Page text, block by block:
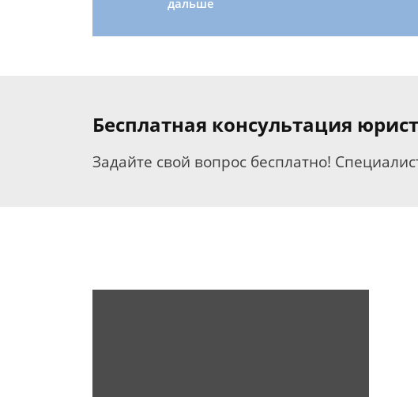
дальше
Бесплатная консультация
Задайте свой вопрос бесплатно!